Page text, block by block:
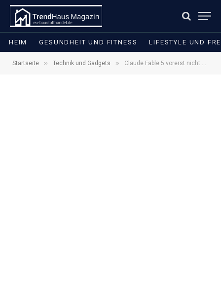
HEIM GESUNDHEIT UND FITNESS LIFESTYLE UND
Startseite » Technik und Gadgets » Claude Fable 5 vorerst nicht verfügbar: Was hinter der US-Anordnung steckt